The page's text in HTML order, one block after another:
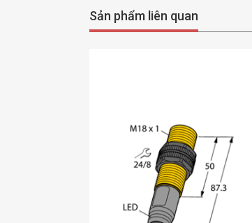
Sản phẩm liên quan